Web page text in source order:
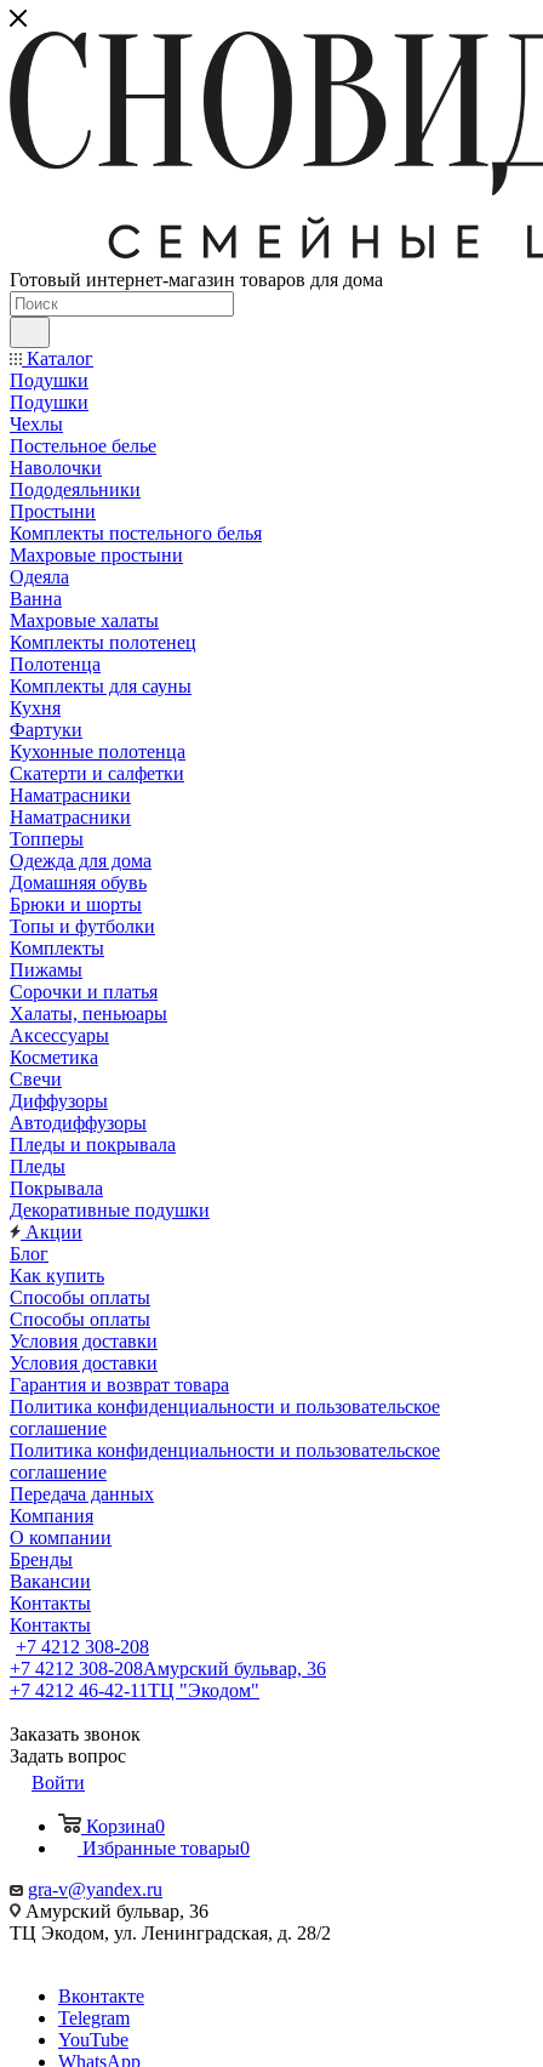
Готовый интернет-магазин товаров для дома
Каталог
Подушки
Подушки
Чехлы
Постельное белье
Наволочки
Пододеяльники
Простыни
Комплекты постельного белья
Махровые простыни
Одеяла
Ванна
Махровые халаты
Комплекты полотенец
Полотенца
Комплекты для сауны
Кухня
Фартуки
Кухонные полотенца
Скатерти и салфетки
Наматрасники
Наматрасники
Топперы
Одежда для дома
Домашняя обувь
Брюки и шорты
Топы и футболки
Комплекты
Пижамы
Сорочки и платья
Халаты, пеньюары
Аксессуары
Косметика
Свечи
Диффузоры
Автодиффузоры
Пледы и покрывала
Пледы
Покрывала
Декоративные подушки
Акции
Блог
Как купить
Способы оплаты
Способы оплаты
Условия доставки
Условия доставки
Гарантия и возврат товара
Политика конфиденциальности и пользовательское
соглашение
Политика конфиденциальности и пользовательское
соглашение
Передача данных
Компания
О компании
Бренды
Вакансии
Контакты
Контакты
+7 4212 308-208
+7 4212 308-208Амурский бульвар, 36
+7 4212 46-42-11ТЦ "Экодом"
Заказать звонок
Задать вопрос
Войти
Корзина0
Избранные товары0
gra-v@yandex.ru
Амурский бульвар, 36
ТЦ Экодом, ул. Ленинградская, д. 28/2
Вконтакте
Telegram
YouTube
WhatsApp